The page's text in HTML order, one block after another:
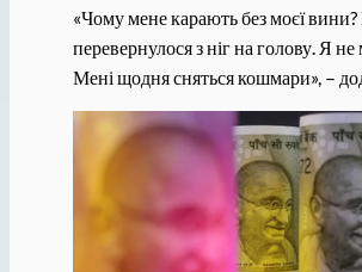
«Чому мене карають без моєї
перевернулося з ніг на голову. Я
Мені щодня сняться кошмари», –